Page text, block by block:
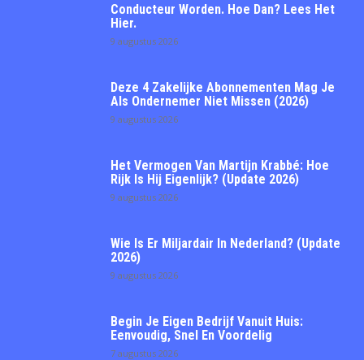
Conducteur Worden. Hoe Dan? Lees Het
Hier.
9 augustus 2026
Deze 4 Zakelijke Abonnementen Mag Je
Als Ondernemer Niet Missen (2026)
9 augustus 2026
Het Vermogen Van Martijn Krabbé: Hoe
Rijk Is Hij Eigenlijk? (Update 2026)
9 augustus 2026
Wie Is Er Miljardair In Nederland? (Update
2026)
9 augustus 2026
Begin Je Eigen Bedrijf Vanuit Huis:
Eenvoudig, Snel En Voordelig
7 augustus 2026